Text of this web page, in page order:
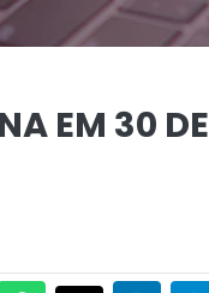
EM 30 DE